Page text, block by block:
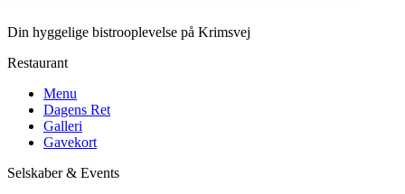
Din hyggelige bistrooplevelse på Krimsvej
Restaurant
Menu
Dagens Ret
Galleri
Gavekort
Selskaber & Events